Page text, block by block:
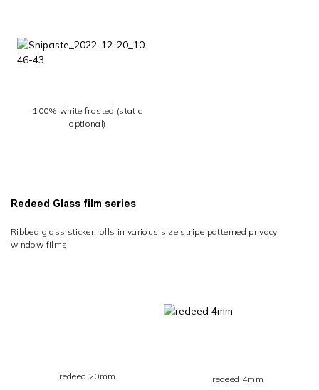
100% white frosted (static
optional)
Redeed Glass film series
Ribbed glass sticker rolls in various size stripe patterned privacy
window films
redeed 20mm redeed 4mm